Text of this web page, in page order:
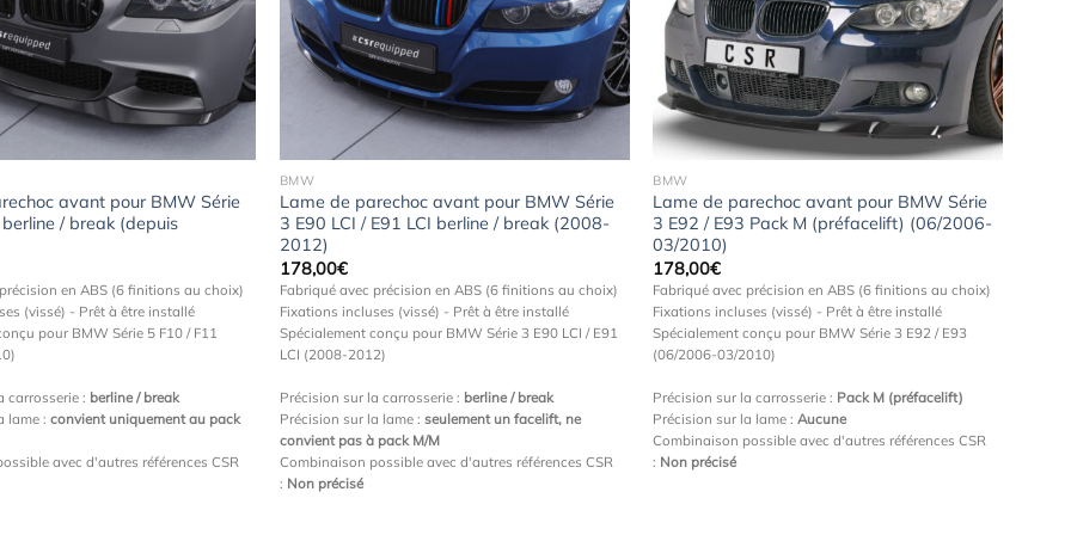
Ajouter
wishlist
avant pour BMW Série
/ break (depuis
en ABS (6 finitions au choix)
(vissé) - Prêt à être installé
pour BMW Série 5 F10 / F11
carrosserie : berline / break
lame :convient uniquement au pack
avec d'autres références CSR
Ajouter
wishlist
BMW
Lame de parechoc avant pour BMW Série
3 E90 LCI / E91 LCI berline / break (2008-
2012)
178,00€
Fabriqué avec précision en ABS (6 finitions au choix)
Fixations incluses (vissé) - Prêt à être installé
Spécialement conçu pour BMW Série 3 E90 LCI / E91
LCI (2008-2012)
Précision sur la carrosserie : berline / break
Précision sur la lame : seulement un facelift, ne
convient pas à pack M/M
Combinaison possible avec d'autres références CSR
: Non précisé
Ajouter
à la
wishlist
BMW
Lame de parechoc avant pour BMW Série
3 E92 / E93 Pack M (préfacelift) (06/2006-
03/2010)
178,00€
Fabriqué avec précision en ABS (6 finitions au choix)
Fixations incluses (vissé) - Prêt à être installé
Spécialement conçu pour BMW Série 3 E92 / E93
(06/2006-03/2010)
Précision sur la carrosserie : Pack M (préfacelift)
Précision sur la lame :Aucune
Combinaison possible avec d'autres références CSR
: Non précisé